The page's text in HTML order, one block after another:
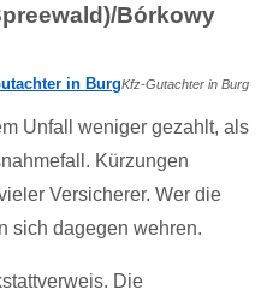
Bórkowy
Kfz-Gutachter in Burg
Unfall weniger gezahlt, als
Kürzungen
Versicherer. Wer die
sich dagegen wehren.
Die